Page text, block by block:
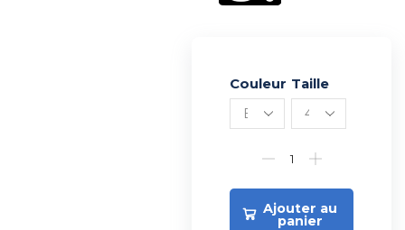
Couleur Taille
Ajouter au
panier
Alternative: